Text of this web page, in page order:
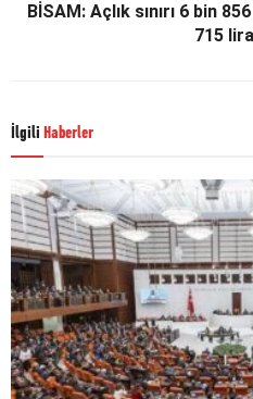
BİSAM: Açlık sınırı 6 bin
715
İlgili Haberler